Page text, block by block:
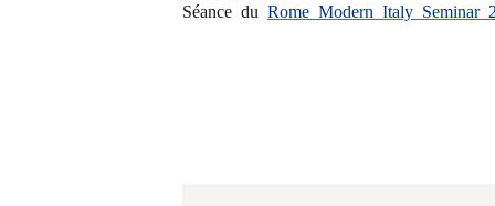
Séance du Rome Modern Italy Seminar